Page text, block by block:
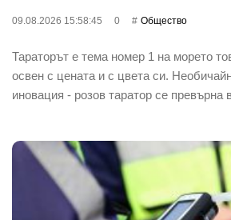
09.08.2026 15:58:45 0 Общество
Тараторът е тема номер 1 на морето
освен с цената и с цвета си.
иновация - розов таратор се превърна